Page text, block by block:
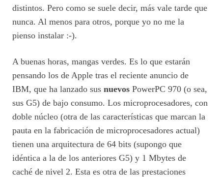
distintos. Pero como se suele decir, más vale tarde que
nunca. Al menos para otros, porque yo no me la
pienso instalar :-).
A buenas horas, mangas verdes. Es lo que estarán
pensando los de Apple tras el reciente anuncio de
IBM, que ha lanzado sus nuevos PowerPC 970 (o sea,
sus G5) de bajo consumo. Los microprocesadores, con
doble núcleo (otra de las características que marcan la
pauta en la fabricación de microprocesadores actual)
tienen una arquitectura de 64 bits (supongo que
idéntica a la de los anteriores G5) y 1 Mbytes de
caché de nivel 2. Esta es otra de las prestaciones